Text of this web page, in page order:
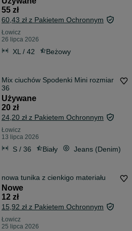
55 zł
60,43 zł z Pakietem Ochronnym
Łowicz
26 lipca 2026
XL / 42 Beżowy
Mix ciuchów Spodenki Mini rozmiar
36
Używane
20 zł
24,20 zł z Pakietem Ochronnym
Łowicz
13 lipca 2026
S / 36 Biały Jeans (Denim)
nowa tunika z cienkigo materiału
Nowe
12 zł
15,92 zł z Pakietem Ochronnym
Łowicz
25 lipca 2026